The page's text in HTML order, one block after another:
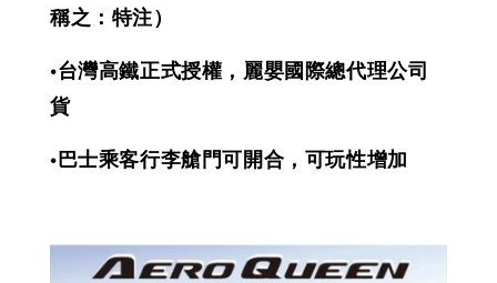
稱之：特注）
•台灣高鐵正式授權，麗嬰國際總代理公司
貨
•巴士乘客行李艙門可開合，可玩性增加